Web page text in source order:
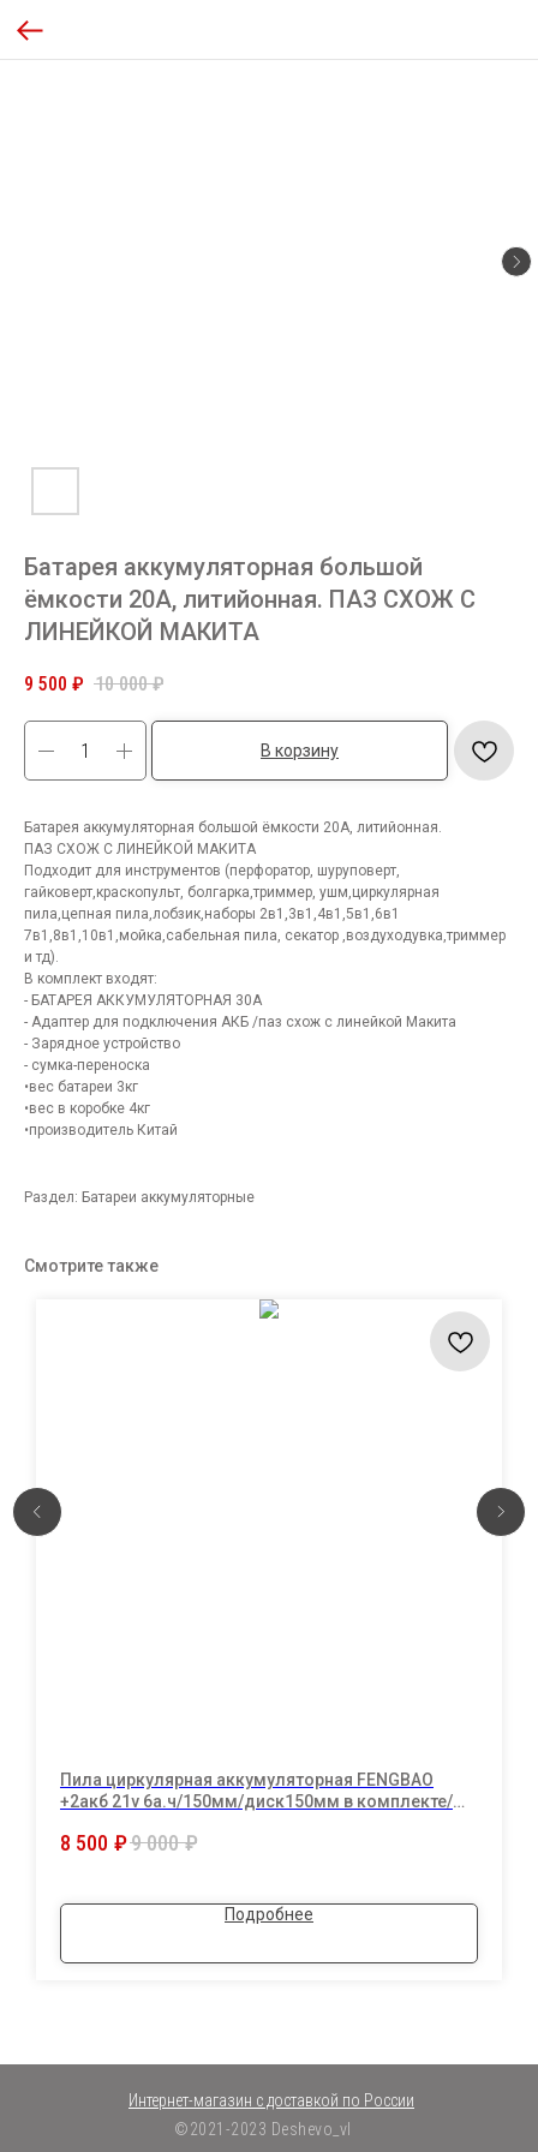
Батарея аккумуляторная большой
ёмкости 20А, литийонная. ПАЗ СХОЖ С
ЛИНЕЙКОЙ МАКИТА
9 500 ₽ 10 000 ₽
В корзину
Батарея аккумуляторная большой ёмкости 20А, литийонная.
ПАЗ СХОЖ С ЛИНЕЙКОЙ МАКИТА
Подходит для инструментов (перфоратор, шуруповерт,
гайковерт,краскопульт, болгарка,триммер, ушм,циркулярная
пила,цепная пила,лобзик,наборы 2в1,3в1,4в1,5в1,6в1
7в1,8в1,10в1,мойка,сабельная пила, секатор ,воздуходувка,триммер
и тд).
В комплект входят:
- БАТАРЕЯ АККУМУЛЯТОРНАЯ 30А
- Адаптер для подключения АКБ /паз схож с линейкой Макита
- Зарядное устройство
- сумка-переноска
•вес батареи 3кг
•вес в коробке 4кг
•производитель Китай
Раздел: Батареи аккумуляторные
Смотрите также
Пила циркулярная аккумуляторная FENGBAO
+2акб 21v 6а.ч/150мм/диск150мм в комплекте/
8 500 ₽9 000 ₽
Подробнее
©2021-2023 Deshevo_vl
Интернет-магазин с доставкой по России